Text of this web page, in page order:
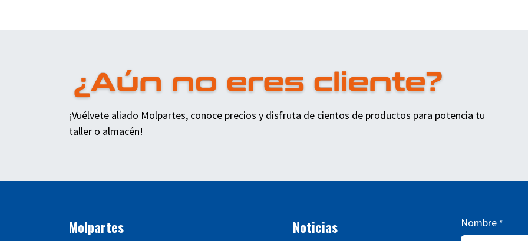
¡Vuélvete aliado Molpartes, conoce precios y disfruta de cientos de productos para potencia tu
taller o almacén!
Molpartes Noticias Nombre *